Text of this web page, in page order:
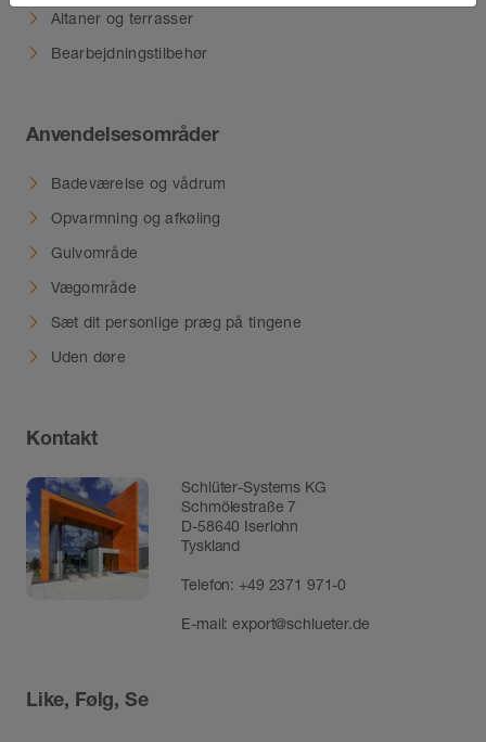
Altaner og terrasser
Bearbejdningstilbehør
Anvendelsesområder
Badeværelse og vådrum
Opvarmning og afkøling
Gulvområde
Vægområde
Sæt dit personlige præg på tingene
Uden døre
Kontakt
Schlüter-Systems KG
Schmölestraße 7
D-58640 Iserlohn
Tyskland
Telefon:+49 2371 971-0
E-mail:export@schlueter.de
Like, Følg, Se